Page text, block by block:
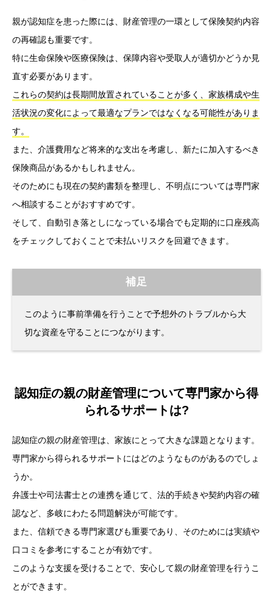
親が認知症を患った際には、財産管理の一環として保険契約内容
の再確認も重要です。
特に生命保険や医療保険は、保障内容や受取人が適切かどうか見
直す必要があります。
これらの契約は長期間放置されていることが多く、家族構成や生
活状況の変化によって最適なプランではなくなる可能性がありま
す。
また、介護費用など将来的な支出を考慮し、新たに加入するべき
保険商品があるかもしれません。
そのためにも現在の契約書類を整理し、不明点については専門家
へ相談することがおすすめです。
そして、自動引き落としになっている場合でも定期的に口座残高
をチェックしておくことで未払いリスクを回避できます。
補足
このように事前準備を行うことで予想外のトラブルから大
切な資産を守ることにつながります。
認知症の親の財産管理について専門家から得
られるサポートは?
認知症の親の財産管理は、家族にとって大きな課題となります。
専門家から得られるサポートにはどのようなものがあるのでしょ
うか。
弁護士や司法書士との連携を通じて、法的手続きや契約内容の確
認など、多岐にわたる問題解決が可能です。
また、信頼できる専門家選びも重要であり、そのためには実績や
口コミを参考にすることが有効です。
このような支援を受けることで、安心して親の財産管理を行うこ
とができます。